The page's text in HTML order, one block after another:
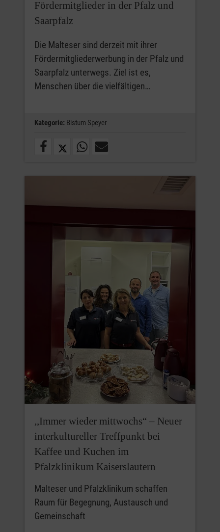
Fördermitglieder in der Pfalz und
Saarpfalz
Die Malteser sind derzeit mit ihrer
Fördermitgliederwerbung in der Pfalz und
Saarpfalz unterwegs. Ziel ist es,
Menschen über die vielfältigen…
Kategorie: Bistum Speyer
,,Immer wieder mittwochs“ – Neuer
interkultureller Treffpunkt bei
Kaffee und Kuchen im
Pfalzklinikum Kaiserslautern
Malteser und Pfalzklinikum schaffen
Raum für Begegnung, Austausch und
Gemeinschaft